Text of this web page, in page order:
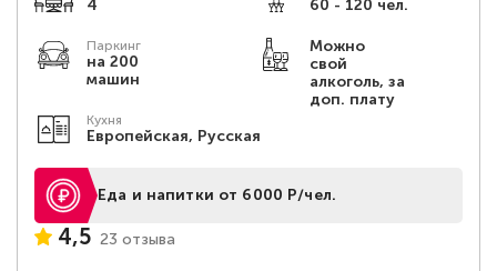
4 60 - 120 чел.
Паркинг
на 200
машин
Можно
свой
алкоголь, за
доп. плату
Кухня
Европейская, Русская
Еда и напитки от 6000 Р/чел.
4,5 23 отзыва